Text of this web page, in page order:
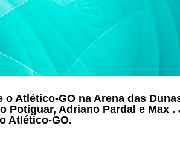
o Atlético-GO na Arena das
Potiguar, Adriano Pardal e Max
Atlético-GO.